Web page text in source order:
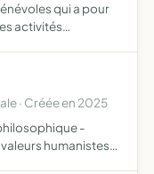
qui a pour
activités
· Créée en 2025
-
humanistes,